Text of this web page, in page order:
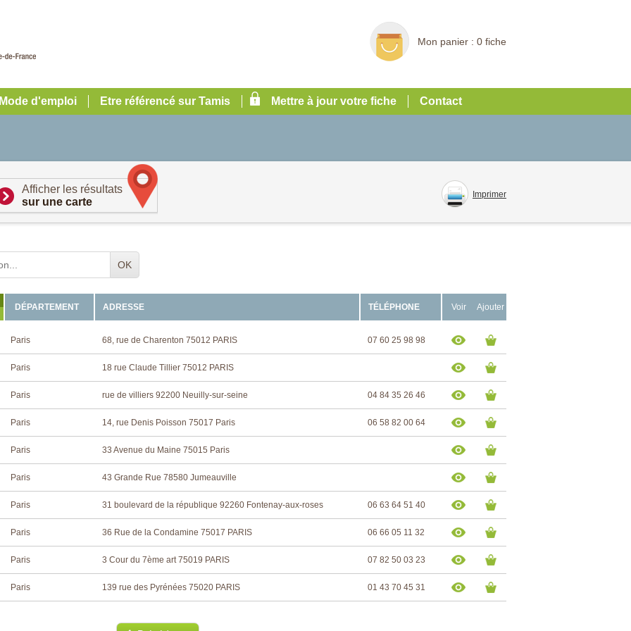
Mon panier : 0 fiche
Mode d'emploi Etre référencé sur Tamis Mettre à jour votre fiche Contact
Afficher les résultats
sur une carte
Imprimer
OK
DÉPARTEMENT ADRESSE TÉLÉPHONE Voir Ajouter
Paris 68, rue de Charenton 75012 PARIS 07 60 25 98 98
Paris 18 rue Claude Tillier 75012 PARIS
Paris rue de villiers 92200 Neuilly-sur-seine 04 84 35 26 46
Paris 14, rue Denis Poisson 75017 Paris 06 58 82 00 64
Paris 33 Avenue du Maine 75015 Paris
Paris 43 Grande Rue 78580 Jumeauville
Paris 31 boulevard de la république 92260 Fontenay-aux-roses 06 63 64 51 40
Paris 36 Rue de la Condamine 75017 PARIS 06 66 05 11 32
Paris 3 Cour du 7ème art 75019 PARIS 07 82 50 03 23
Paris 139 rue des Pyrénées 75020 PARIS 01 43 70 45 31